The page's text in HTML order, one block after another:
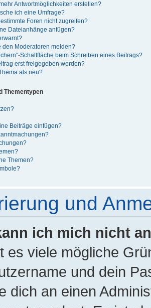
Antwortmöglichkeiten erstellen?
ich eine Umfrage?
Foren nicht zugreifen?
Dateianhänge anfügen?
den Moderatoren melden?
Schaltfläche beim Schreiben eines Beitrags?
erst freigegeben werden?
als neu?
Thementypen
Beiträge einfügen?
Themen?
und
ich mich nicht
es viele mögliche
und dein
dich an einen